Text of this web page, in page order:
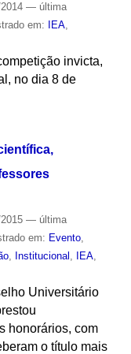
— última
em: IEA,
invicta,
no dia 8 de
— última
em: Evento,
, Institucional IEA,
Universitário
honorários, com
o título mais